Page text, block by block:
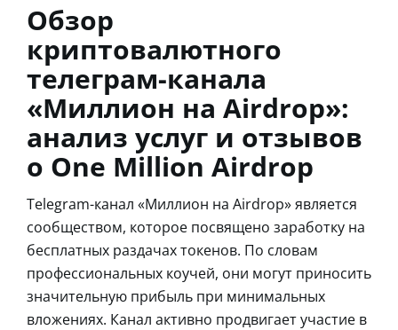
Обзор
криптовалютного
телеграм-канала
«Миллион на Airdrop»:
анализ услуг и отзывов
о One Million Airdrop
Telegram-канал «Миллион на Airdrop» является
сообществом, которое посвящено заработку на
бесплатных раздачах токенов. По словам
профессиональных коучей, они могут приносить
значительную прибыль при минимальных
вложениях. Канал активно продвигает участие в